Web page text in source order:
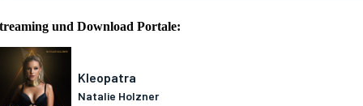
und Download Portale: